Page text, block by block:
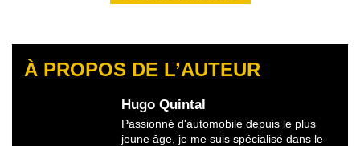
À PROPOS DE L’AUTEUR
Hugo Quintal
Passionné d'automobile depuis le plus
jeune âge, je me suis spécialisé dans le